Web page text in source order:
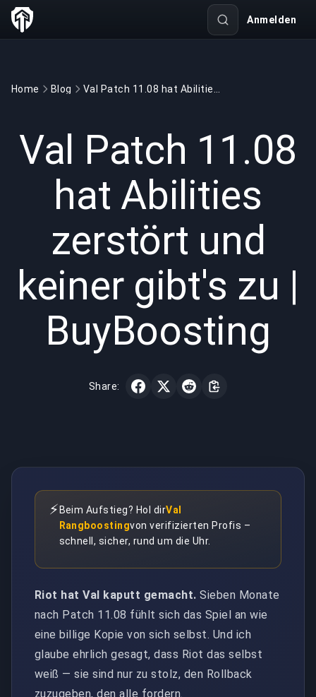
Anmelden
Home Blog
Val Patch 11.08
hat Abilities
zerstört und
keiner gibt's zu |
BuyBoosting
Share:
⚡ Beim Aufstieg? Hol dirVal
Rangboostingvon verifizierten Profis –
schnell, sicher, rund um die Uhr.
Riot hat Val kaputt gemacht. Sieben Monate
nach Patch 11.08 fühlt sich das Spiel an wie
eine billige Kopie von sich selbst. Und ich
glaube ehrlich gesagt, dass Riot das selbst
weiß — sie sind nur zu stolz, den Rollback
zuzugeben, den alle fordern.